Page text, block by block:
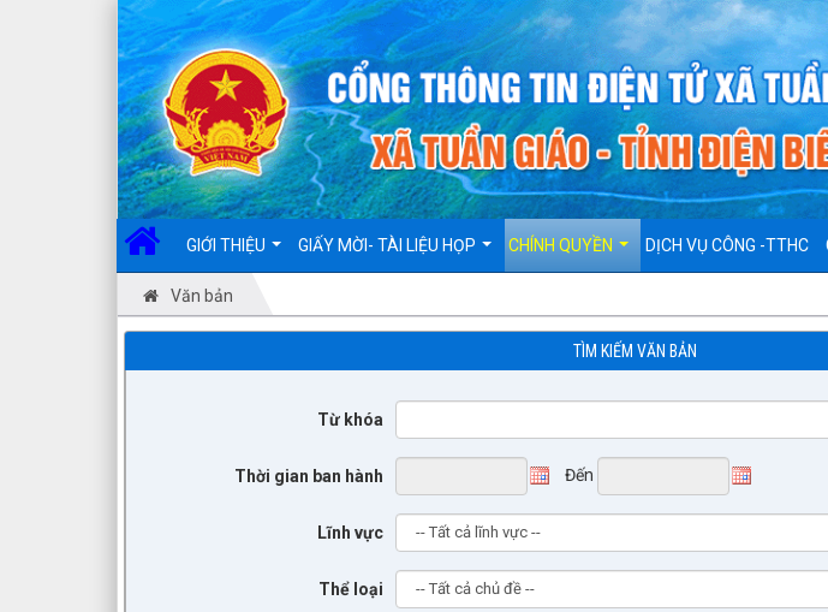
GIỚI THIỆU GIẤY MỜI- TÀI LIỆU HỌP CHÍNH QUYỀN DỊCH VỤ CÔNG -TTHC
Văn bản
TÌM KIẾM VĂN BẢN
Từ khóa
Thời gian ban hành Đến
Lĩnh vực
Thể loại
Đã kết nối EMC